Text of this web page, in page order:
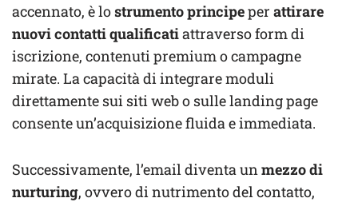
accennato, è lostrumento principeper attirare
nuovi contatti qualificatiattraverso form di
iscrizione, contenuti premium o campagne
mirate. La capacità di integrare moduli
direttamente sui siti web o sulle landing page
consente un’acquisizione fluida e immediata.
Successivamente, l’email diventa un mezzo di
nurturing, ovvero di nutrimento del contatto,